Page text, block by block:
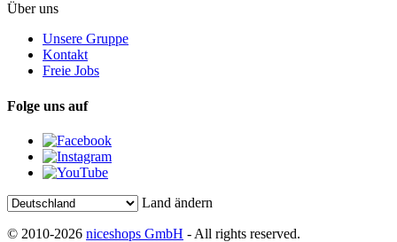
Über uns
Unsere Gruppe
Kontakt
Freie Jobs
Folge uns auf
Land ändern
© 2010-2026 niceshops GmbH - All rights reserved.